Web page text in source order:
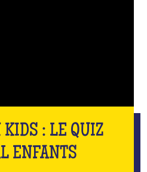
KIDS : LE QUIZ
ENFANTS